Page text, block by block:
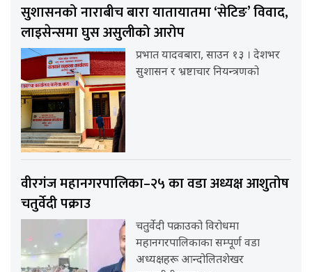
सुशासनको नाराबीच बारा यातायातमा ‘सेटिङ’ विवाद,
लाइसेन्समा घुस असुलीको आरोप
प्रभात यादवबारा, साउन १३ । देशभर
सुशासन र भ्रष्टाचार नियन्त्रणको
वीरगंज महानगरपालिका–२५ का वडा अध्यक्ष आशुतोष
चतुर्वेदी पक्राउ
चतुर्वेदी पक्राउको विरोधमा
महानगरपालिकाका सम्पूर्ण वडा
अध्यक्षहरू आन्दोलितशेखर